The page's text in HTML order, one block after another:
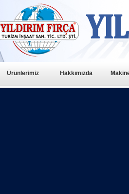
Ürünlerimiz Hakkımızda